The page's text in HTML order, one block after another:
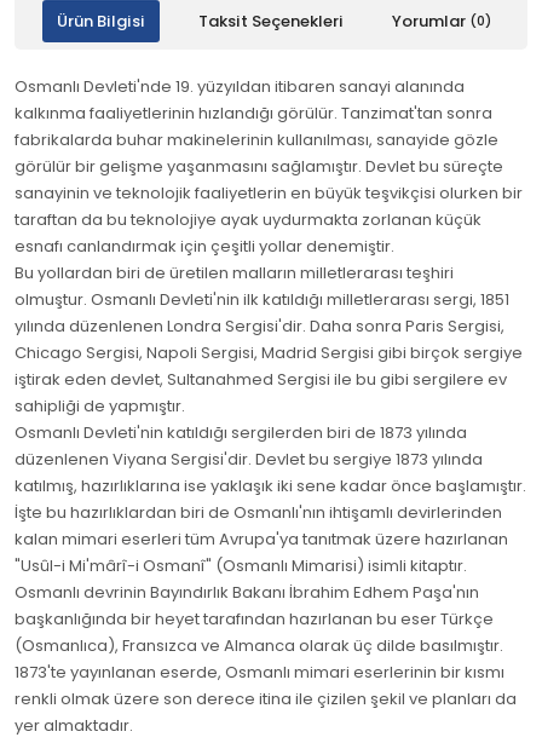
Ürün Bilgisi Taksit Seçenekleri Yorumlar (0)
Osmanlı Devleti'nde 19. yüzyıldan itibaren sanayi alanında
kalkınma faaliyetlerinin hızlandığı görülür. Tanzimat'tan sonra
fabrikalarda buhar makinelerinin kullanılması, sanayide gözle
görülür bir gelişme yaşanmasını sağlamıştır. Devlet bu süreçte
sanayinin ve teknolojik faaliyetlerin en büyük teşvikçisi olurken bir
taraftan da bu teknolojiye ayak uydurmakta zorlanan küçük
esnafı canlandırmak için çeşitli yollar denemiştir.
Bu yollardan biri de üretilen malların milletlerarası teşhiri
olmuştur. Osmanlı Devleti'nin ilk katıldığı milletlerarası sergi, 1851
yılında düzenlenen Londra Sergisi'dir. Daha sonra Paris Sergisi,
Chicago Sergisi, Napoli Sergisi, Madrid Sergisi gibi birçok sergiye
iştirak eden devlet, Sultanahmed Sergisi ile bu gibi sergilere ev
sahipliği de yapmıştır.
Osmanlı Devleti'nin katıldığı sergilerden biri de 1873 yılında
düzenlenen Viyana Sergisi'dir. Devlet bu sergiye 1873 yılında
katılmış, hazırlıklarına ise yaklaşık iki sene kadar önce başlamıştır.
İşte bu hazırlıklardan biri de Osmanlı'nın ihtişamlı devirlerinden
kalan mimari eserleri tüm Avrupa'ya tanıtmak üzere hazırlanan
"Usûl-i Mi'mârî-i Osmanî" (Osmanlı Mimarisi) isimli kitaptır.
Osmanlı devrinin Bayındırlık Bakanı İbrahim Edhem Paşa'nın
başkanlığında bir heyet tarafından hazırlanan bu eser Türkçe
(Osmanlıca), Fransızca ve Almanca olarak üç dilde basılmıştır.
1873'te yayınlanan eserde, Osmanlı mimari eserlerinin bir kısmı
renkli olmak üzere son derece itina ile çizilen şekil ve planları da
yer almaktadır.